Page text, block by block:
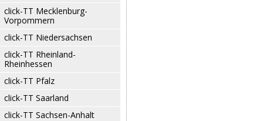
click-TT Mecklenburg-
Vorpommern
click-TT Niedersachsen
click-TT Rheinland-
Rheinhessen
click-TT Pfalz
click-TT Saarland
click-TT Sachsen-Anhalt